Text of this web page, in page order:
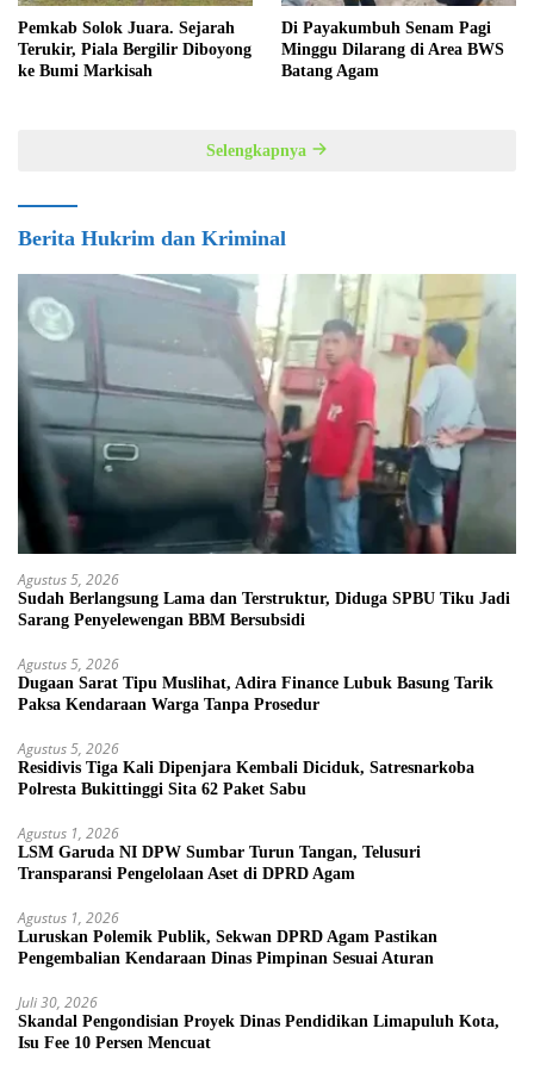
Pemkab Solok Juara. Sejarah
Terukir, Piala Bergilir Diboyong
ke Bumi Markisah
Di Payakumbuh Senam Pagi
Minggu Dilarang di Area BWS
Batang Agam
Selengkapnya
Berita Hukrim dan Kriminal
Agustus 5, 2026
Sudah Berlangsung Lama dan Terstruktur, Diduga SPBU Tiku Jadi
Sarang Penyelewengan BBM Bersubsidi
Agustus 5, 2026
Dugaan Sarat Tipu Muslihat, Adira Finance Lubuk Basung Tarik
Paksa Kendaraan Warga Tanpa Prosedur
Agustus 5, 2026
Residivis Tiga Kali Dipenjara Kembali Diciduk, Satresnarkoba
Polresta Bukittinggi Sita 62 Paket Sabu
Agustus 1, 2026
LSM Garuda NI DPW Sumbar Turun Tangan, Telusuri
Transparansi Pengelolaan Aset di DPRD Agam
Agustus 1, 2026
Luruskan Polemik Publik, Sekwan DPRD Agam Pastikan
Pengembalian Kendaraan Dinas Pimpinan Sesuai Aturan
Juli 30, 2026
Skandal Pengondisian Proyek Dinas Pendidikan Limapuluh Kota,
Isu Fee 10 Persen Mencuat